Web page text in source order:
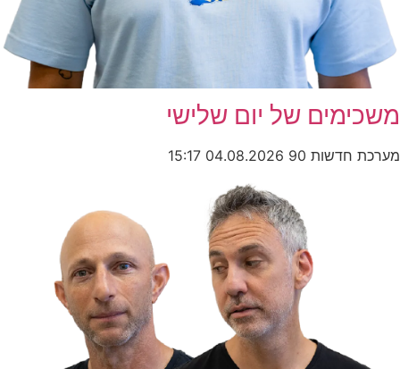
משכימים של יום שלישי
מערכת חדשות 90 04.08.2026
15:17